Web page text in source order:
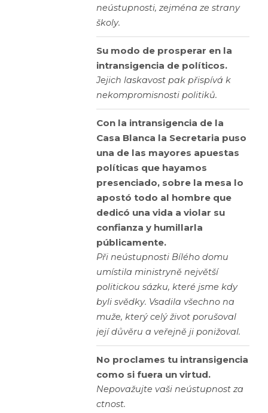
neústupnosti, zejména ze strany
školy.
Su modo de prosperar en la
intransigencia de políticos.
Jejich laskavost pak přispívá k
nekompromisnosti politiků.
Con la intransigencia de la
Casa Blanca la Secretaria puso
una de las mayores apuestas
políticas que hayamos
presenciado, sobre la mesa lo
apostó todo al hombre que
dedicó una vida a violar su
confianza y humillarla
públicamente.
Při neústupnosti Bílého domu
umístila ministryně největší
politickou sázku, které jsme kdy
byli svědky. Vsadila všechno na
muže, který celý život porušoval
její důvěru a veřejně ji ponižoval.
No proclames tu intransigencia
como si fuera un virtud.
Nepovažujte vaši neústupnost za
ctnost.